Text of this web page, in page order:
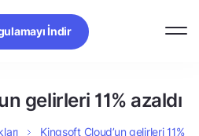
İndir
gelirleri 11% azaldı
Kingsoft Cloud’un gelirleri 11%